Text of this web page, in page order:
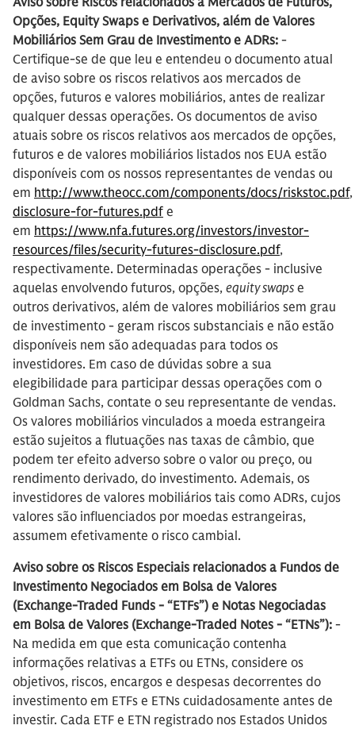
Opções, Equity Swaps e Derivativos, além de Valores
Mobiliários Sem Grau de Investimento e ADRs: -
Certifique-se de que leu e entendeu o documento atual
de aviso sobre os riscos relativos aos mercados de
opções, futuros e valores mobiliários, antes de realizar
qualquer dessas operações. Os documentos de aviso
atuais sobre os riscos relativos aos mercados de opções,
futuros e de valores mobiliários listados nos EUA estão
disponíveis com os nossos representantes de vendas ou
em http://www.theocc.com/components/docs/riskstoc.pdf,
disclosure-for-futures.pdf e
em https://www.nfa.futures.org/investors/investor-
resources/files/security-futures-disclosure.pdf,
respectivamente. Determinadas operações - inclusive
aquelas envolvendo futuros, opções, equity swaps e
outros derivativos, além de valores mobiliários sem grau
de investimento - geram riscos substanciais e não estão
disponíveis nem são adequadas para todos os
investidores. Em caso de dúvidas sobre a sua
elegibilidade para participar dessas operações com o
Goldman Sachs, contate o seu representante de vendas.
Os valores mobiliários vinculados a moeda estrangeira
estão sujeitos a flutuações nas taxas de câmbio, que
podem ter efeito adverso sobre o valor ou preço, ou
rendimento derivado, do investimento. Ademais, os
investidores de valores mobiliários tais como ADRs, cujos
valores são influenciados por moedas estrangeiras,
assumem efetivamente o risco cambial.
Aviso sobre os Riscos Especiais relacionados a Fundos de
Investimento Negociados em Bolsa de Valores
(Exchange-Traded Funds - “ETFs”) e Notas Negociadas
em Bolsa de Valores (Exchange-Traded Notes - “ETNs”): -
Na medida em que esta comunicação contenha
informações relativas a ETFs ou ETNs, considere os
objetivos, riscos, encargos e despesas decorrentes do
investimento em ETFs e ETNs cuidadosamente antes de
investir. Cada ETF e ETN registrado nos Estados Unidos